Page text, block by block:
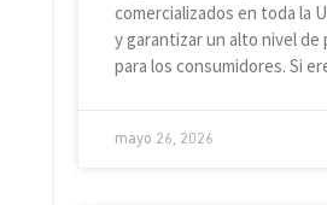
comercializados en toda la
y garantizar un alto nivel de
para los consumidores. Si
mayo 26, 2026